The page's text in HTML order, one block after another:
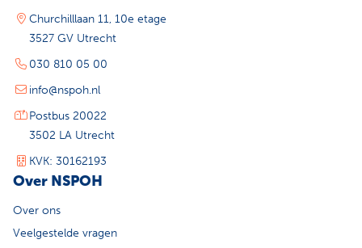
Churchilllaan 11, 10e etage
3527 GV Utrecht
030 810 05 00
info@nspoh.nl
Postbus 20022
3502 LA Utrecht
KVK: 30162193
Over NSPOH
Over ons
Veelgestelde vragen